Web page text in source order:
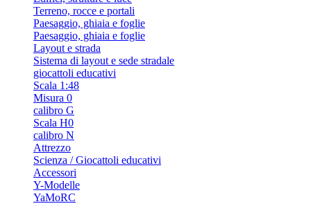
Terreno, rocce e portali
Paesaggio, ghiaia e foglie
Paesaggio, ghiaia e foglie
Layout e strada
Sistema di layout e sede stradale
giocattoli educativi
Scala 1:48
Misura 0
calibro G
Scala H0
calibro N
Attrezzo
Scienza / Giocattoli educativi
Accessori
Y-Modelle
YaMoRC